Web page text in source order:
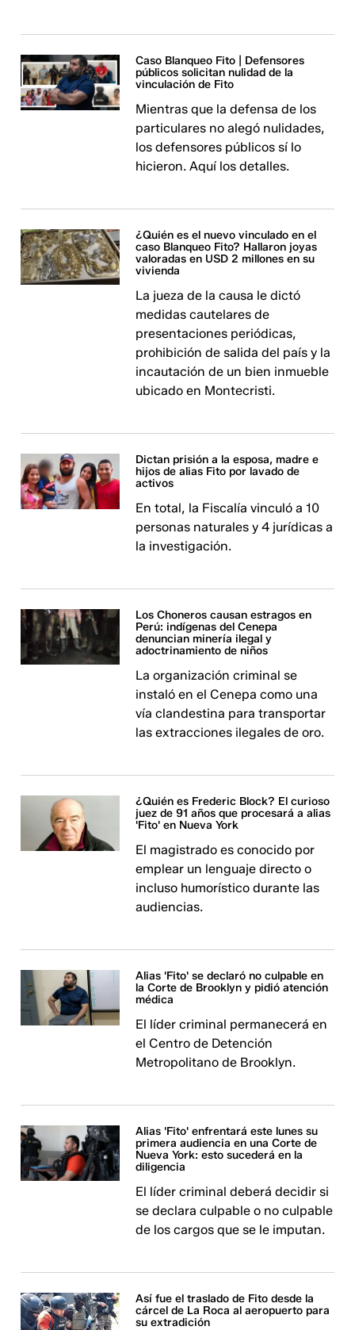
Caso Blanqueo Fito | Defensores
públicos solicitan nulidad de la
vinculación de Fito
Mientras que la defensa de los
particulares no alegó nulidades,
los defensores públicos sí lo
hicieron. Aquí los detalles.
¿Quién es el nuevo vinculado en el
caso Blanqueo Fito? Hallaron joyas
valoradas en USD 2 millones en su
vivienda
La jueza de la causa le dictó
medidas cautelares de
presentaciones periódicas,
prohibición de salida del país y la
incautación de un bien inmueble
ubicado en Montecristi.
Dictan prisión a la esposa, madre e
hijos de alias Fito por lavado de
activos
En total, la Fiscalía vinculó a 10
personas naturales y 4 jurídicas a
la investigación.
Los Choneros causan estragos en
Perú: indígenas del Cenepa
denuncian minería ilegal y
adoctrinamiento de niños
La organización criminal se
instaló en el Cenepa como una
vía clandestina para transportar
las extracciones ilegales de oro.
¿Quién es Frederic Block? El curioso
juez de 91 años que procesará a alias
'Fito' en Nueva York
El magistrado es conocido por
emplear un lenguaje directo o
incluso humorístico durante las
audiencias.
Alias 'Fito' se declaró no culpable en
la Corte de Brooklyn y pidió atención
médica
El líder criminal permanecerá en
el Centro de Detención
Metropolitano de Brooklyn.
Alias 'Fito' enfrentará este lunes su
primera audiencia en una Corte de
Nueva York: esto sucederá en la
diligencia
El líder criminal deberá decidir si
se declara culpable o no culpable
de los cargos que se le imputan.
Así fue el traslado de Fito desde la
cárcel de La Roca al aeropuerto para
su extradición